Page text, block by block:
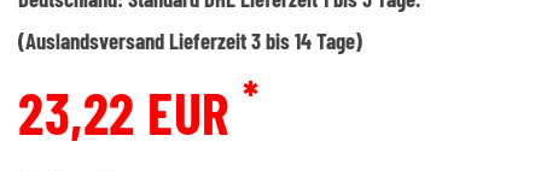
(Auslandsversand Lieferzeit 3 bis 14 Tage)
23,22 EUR *